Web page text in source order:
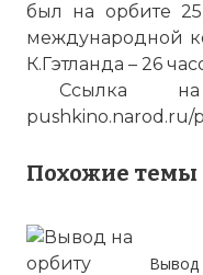
был на орбите
международной
К.Гэтланда – 26
Ссылка
pushkino.narod.ru/
Похожие темы
Вывод
Фото статьи: